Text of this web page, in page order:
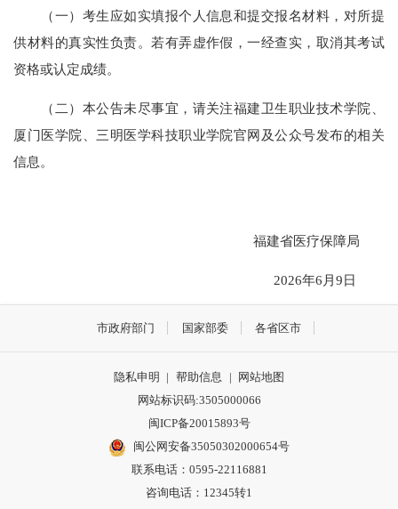
（一）考生应如实填报个人信息和提交报名材料，对所提
供材料的真实性负责。若有弄虚作假，一经查实，取消其考试
资格或认定成绩。
（二）本公告未尽事宜，请关注福建卫生职业技术学院、
厦门医学院、三明医学科技职业学院官网及公众号发布的相关
信息。
福建省医疗保障局
2026年6月9日
市政府部门 国家部委 各省区市
隐私申明 | 帮助信息 |
网站地图
网站标识码:3505000066
闽ICP备20015893号
闽公网安备35050302000654号
联系电话：0595-22116881
咨询电话：12345转1